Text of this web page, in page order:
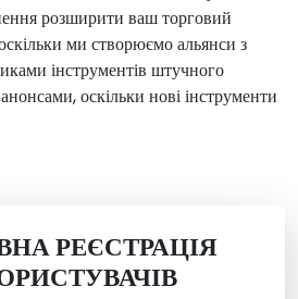
розширити ваш торговий
ми створюємо альянси з
інструментів штучного
оскільки нові інструменти
РЕЄСТРАЦІЯ